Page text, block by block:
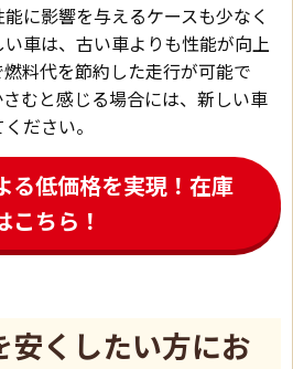
に影響を与えるケースも少なく
車は、古い車よりも性能が向上
料代を節約した走行が可能で
むと感じる場合には、新しい車
ださい。
る低価格を実現！在庫
こちら！
安くしたい方にお